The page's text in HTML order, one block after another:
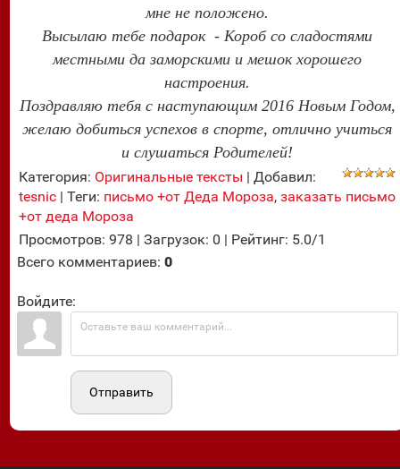
мне не положено.
Высылаю тебе подарок - Короб со сладостями
местными да заморскими и мешок хорошего
настроения.
Поздравляю тебя с наступающим 2016 Новым Годом,
желаю добиться успехов в спорте, отлично учиться
и слушаться Родителей!
Категория: Оригинальные тексты |Добавил:
tesnic |Теги: письмо +от Деда Мороза,заказать письмо
+от деда Мороза
Просмотров: 978 |Загрузок: 0 | Рейтинг: 5.0/1
Всего комментариев:0
Войдите:
Отправить